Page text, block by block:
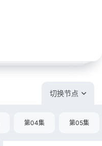
切换节点
第04集 第05集